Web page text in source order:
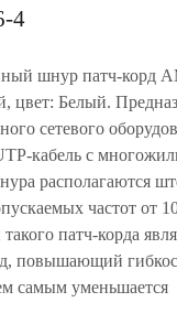
4
шнур патч-корд
цвет: Белый.
сетевого
кабель с
располагаются
частот от
патч-корда
повышающий
самым уменьшается